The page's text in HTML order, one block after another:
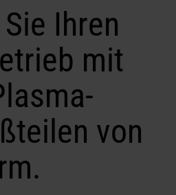
Xnet-AnmeldungIhren
mit
von